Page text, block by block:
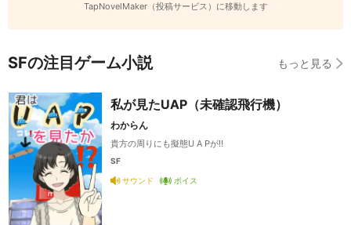
TapNovelMaker（投稿サービス）に移動します
SFの注目ゲーム小説 もっと見る
私が見たUAP（未確認飛行機）
わからん
貴方の周りにも擬態U A Pが‼️
SF
サウンド ボイス